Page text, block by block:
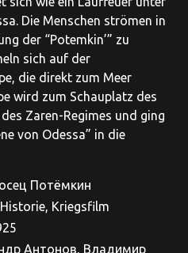
Die Menschen strömen in
der “Potemkin’” zu
sich auf der
die direkt zum Meer
wird zum Schauplatz des
Zaren-Regimes und ging
von Odessa” in die
Потёмкин
Kriegsfilm
Антонов, Владимир